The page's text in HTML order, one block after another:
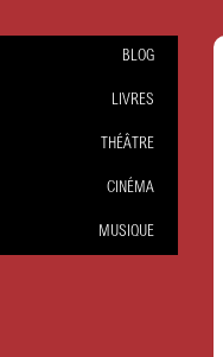
BLOG
LIVRES
THÉÂTRE
CINÉMA
MUSIQUE